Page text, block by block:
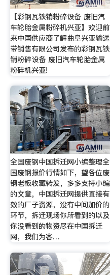
【彩钢瓦铁销粉碎设备 废旧汽
车轮胎金属粉碎机兴亚】欢迎前
来中国供应商了解曲阜兴亚输送
带销售有限公司发布的彩钢瓦铁
销粉碎设备 废旧汽车轮胎金属
粉碎机兴亚!
全国废钢中国拆迁网小编整理全
国废钢报价行情如下，望各位废
钢老板收藏转发，多多支持小编
的文章，中国拆迁网提供直接有
效的厂子资源，没有中间加价的
环节，拆迁现场你所看到的以及
你没看到的物资尽在中国拆迁
网，我们为客…